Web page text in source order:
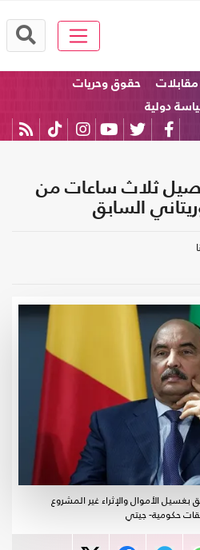
مقابلات
حقوق وحريات
دولية
تفاصيل ثلاث ساعات من
السابق
بغسيل الأموال والإثراء غير المشروع
حكومية- جيتي